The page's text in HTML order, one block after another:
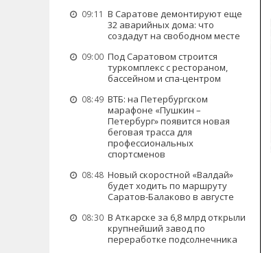
09:11 В Саратове демонтируют еще
32 аварийных дома: что
создадут на свободном месте
09:00 Под Саратовом строится
туркомплекс с рестораном,
бассейном и спа-центром
08:49 ВТБ: на Петербургском
марафоне «Пушкин –
Петербург» появится новая
беговая трасса для
профессиональных
спортсменов
08:48 Новый скоростной «Валдай»
будет ходить по маршруту
Саратов-Балаково в августе
08:30 В Аткарске за 6,8 млрд открыли
крупнейший завод по
переработке подсолнечника